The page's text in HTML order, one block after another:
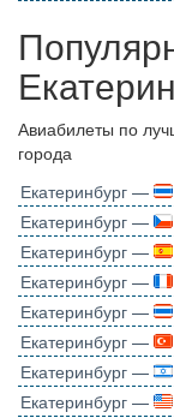
Авиабилеты по
города
Екатеринбург —
Екатеринбург —
Екатеринбург —
Екатеринбург —
Екатеринбург —
Екатеринбург —
Екатеринбург —
Екатеринбург —